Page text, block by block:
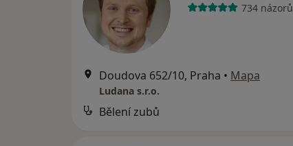
734 názorů
Doudova 652/10, Praha • Mapa
Ludana s.r.o.
Bělení zubů